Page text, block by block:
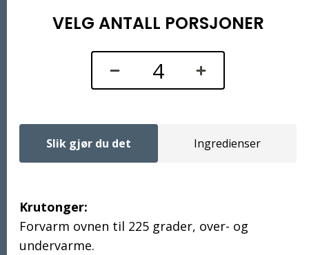
VELG ANTALL PORSJONER
Slik gjør du det Ingredienser
Slik gjør du det
Krutonger:
Forvarm ovnen til 225 grader, over- og
undervarme.